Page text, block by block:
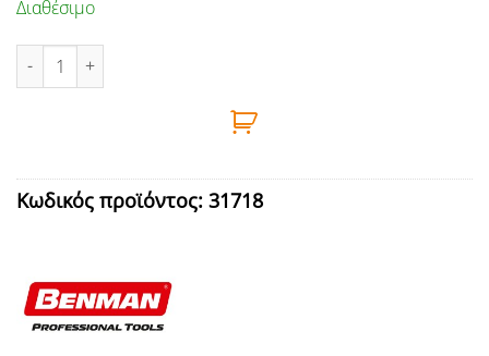
Διαθέσιμο
ΔΕΜΑΤΙΚΑ ΛΕΥΚΑ 100τεμ 300Χ7,6mm BENMAN ποσότητα
Κωδικός προϊόντος: 31718